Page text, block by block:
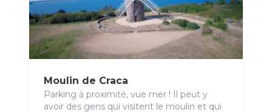
Moulin de Craca
Parking à proximité, vue mer ! Il peut y
avoir des gens qui visitent le moulin et qui